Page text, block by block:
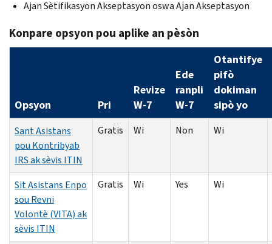
Ajan Sètifikasyon Akseptasyon oswa Ajan Akseptasyon
Konpare opsyon pou aplike an pèsòn
Opsyon Pri
Revize
W-7
Ede
ranpli
W-7
Otantifye
pifò
dokiman
sipò yo
Sant Asistans
pou Kontribyab
IRS ak sèvis ITIN
Gratis Wi Non Wi
Sit Asistans Enpo
sou Revni
Volontè (VITA) ak
sèvis ITIN
Gratis Wi Yes Wi